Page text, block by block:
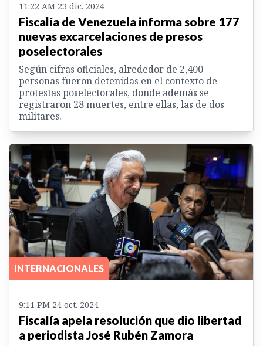
11:22 AM 23 dic. 2024
Fiscalía de Venezuela informa sobre 177
nuevas excarcelaciones de presos
poselectorales
Según cifras oficiales, alrededor de 2,400
personas fueron detenidas en el contexto de
protestas poselectorales, donde además se
registraron 28 muertes, entre ellas, las de dos
militares.
INTERNACIONALES
9:11 PM 24 oct. 2024
Fiscalía apela resolución que dio libertad
a periodista José Rubén Zamora